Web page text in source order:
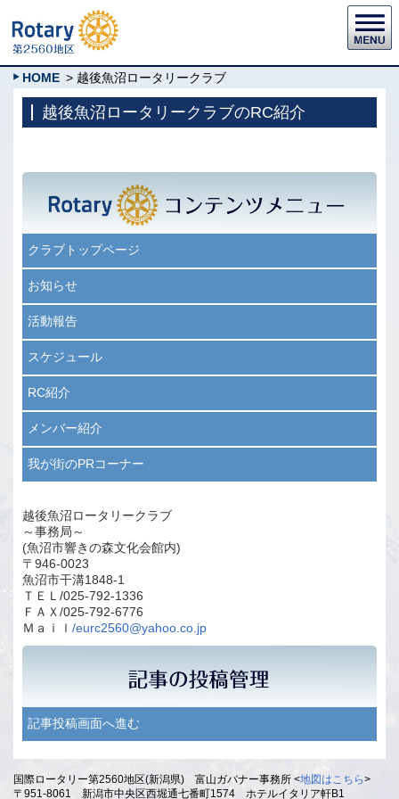
HOME > 越後魚沼ロータリークラブ
クラブトップページ
お知らせ
活動報告
スケジュール
RC紹介
メンバー紹介
我が街のPRコーナー
越後魚沼ロータリークラブ
～事務局～
(魚沼市響きの森文化会館内)
〒946-0023
魚沼市干溝1848-1
ＴＥＬ/025-792-1336
ＦＡＸ/025-792-6776
Ｍａｉｌ /eurc2560@yahoo.co.jp
記事投稿画面へ進む
越後魚沼ロータリークラブのRC紹介
国際ロータリー第2560地区(新潟県) 富山ガバナー事務所 <地図はこちら>
〒951-8061 新潟市中央区西堀通七番町1574 ホテルイタリア軒B1